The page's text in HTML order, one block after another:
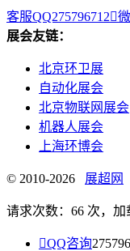
客服QQ275796712
展会友链：
北京环卫展
自动化展会
北京物联网展会
机器人展会
上海环博会
© 2010-2026 展超网
请求次数：66 次，加
QQ咨询